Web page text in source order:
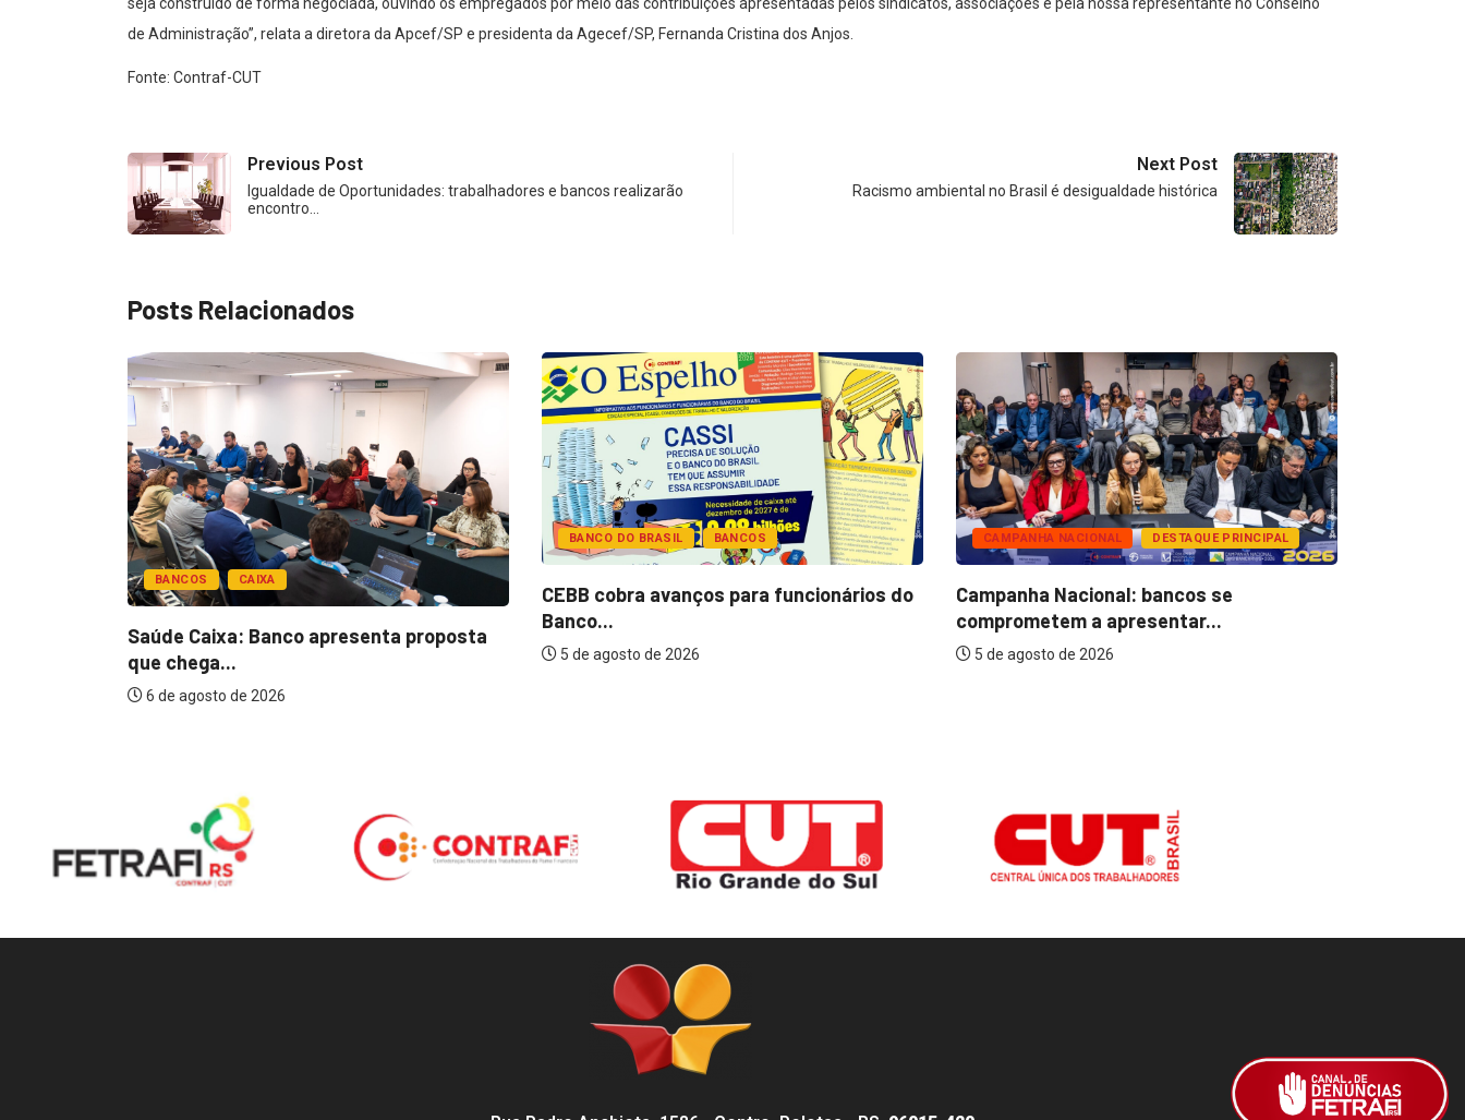
de Administração”, relata a diretora da Apcef/SP e presidenta da Agecef/SP, Fernanda Cristina dos Anjos.
Fonte: Contraf-CUT
Previous Post
Igualdade de Oportunidades: trabalhadores e bancos realizarão
encontro…
Next Post
Racismo ambiental no Brasil é desigualdade histórica
Posts Relacionados
BANCOS CAIXA
Saúde Caixa: Banco apresenta proposta
que chega...
6 de agosto de 2026
BANCO DO BRASIL BANCOS
CEBB cobra avanços para funcionários do
Banco...
5 de agosto de 2026
CAMPANHA NACIONAL DESTAQUE PRINCIPAL
Campanha Nacional: bancos se
comprometem a apresentar...
5 de agosto de 2026